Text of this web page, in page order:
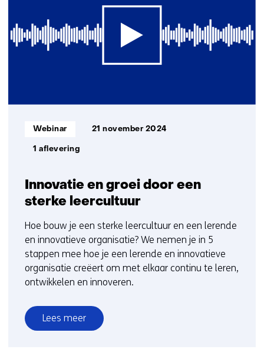
Kom
bij
Innovatie en groei door een
sterke leercultuur
Informatietype:
Webinar 21 november 2024
1 aflevering
Hoe bouw je een sterke leercultuur en een lerende
en innovatieve organisatie? We nemen je in 5
stappen mee hoe je een lerende en innovatieve
organisatie creëert om met elkaar continu te leren,
ontwikkelen en innoveren.
Lees meer
over